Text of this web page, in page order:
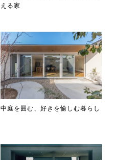
える家
中庭を囲む、好きを愉しむ暮らし